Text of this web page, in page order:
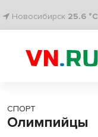
Новосибирск 25.6 °C
СПОРТ
Олимпийцы